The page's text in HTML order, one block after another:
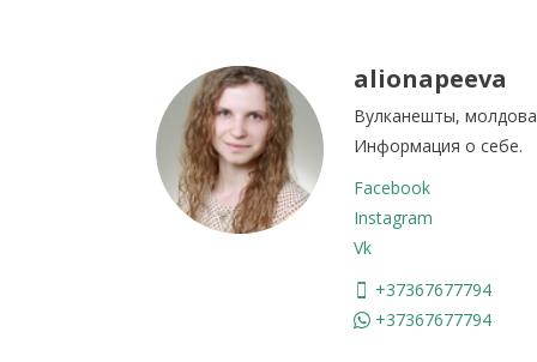
alionapeeva
Вулканешты, молдова
Информация о себе.
Facebook
Instagram
Vk
+37367677794
+37367677794